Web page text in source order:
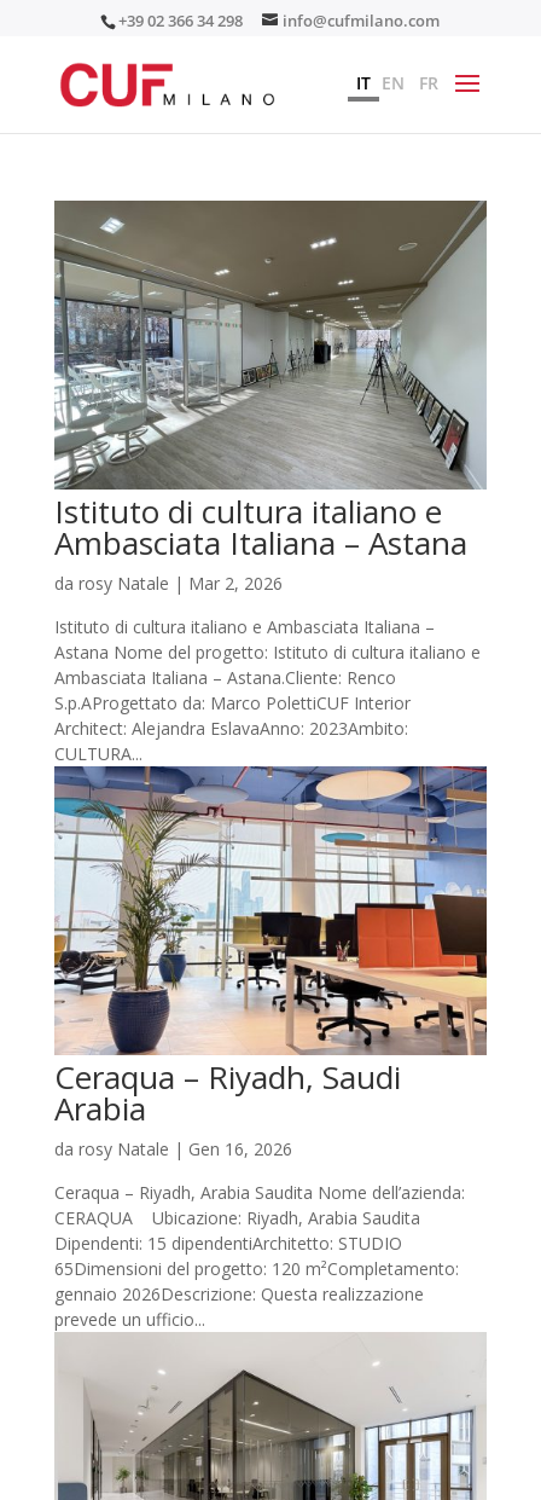
+39 02 366 34 298 info@cufmilano.com
IT EN FR
Istituto di cultura italiano e
Ambasciata Italiana – Astana
da rosy Natale | Mar 2, 2026
Istituto di cultura italiano e Ambasciata Italiana –
Astana Nome del progetto: Istituto di cultura italiano e
Ambasciata Italiana – Astana.Cliente: Renco
S.p.AProgettato da: Marco PolettiCUF Interior
Architect: Alejandra EslavaAnno: 2023Ambito:
CULTURA...
Ceraqua – Riyadh, Saudi
Arabia
da rosy Natale | Gen 16, 2026
Ceraqua – Riyadh, Arabia Saudita Nome dell’azienda:
CERAQUA Ubicazione: Riyadh, Arabia Saudita
Dipendenti: 15 dipendentiArchitetto: STUDIO
65Dimensioni del progetto: 120 m²Completamento:
gennaio 2026Descrizione: Questa realizzazione
prevede un ufficio...